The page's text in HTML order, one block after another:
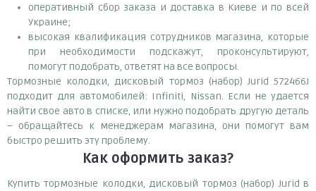
оперативный сбор заказа и доставка в Киеве и по всей
Украине;
высокая квалификация сотрудников магазина, которые
при необходимости подскажут, проконсультируют,
помогут подобрать, ответят на все вопросы.
Тормозные колодки, дисковый тормоз (набор) Jurid 572466J
подходит для автомобилей: Infiniti, Nissan. Если не удается
найти свое авто в списке, или нужно подобрать другую деталь
– обращайтесь к менеджерам магазина, они помогут вам
быстро решить эту проблему.
Как оформить заказ?
Купить тормозные колодки, дисковый тормоз (набор) Jurid в